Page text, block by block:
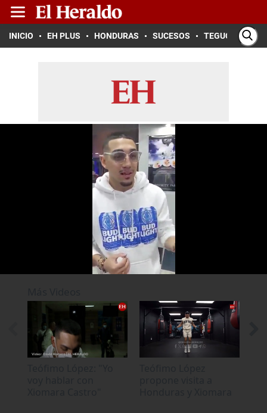
INICIO EH PLUS HONDURAS SUCESOS TEGUCIGALPA